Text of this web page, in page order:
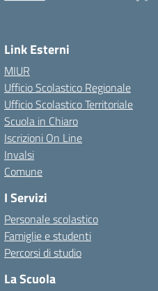
Link Esterni
MIUR
Ufficio Scolastico Regionale
Ufficio Scolastico Territoriale
Scuola in Chiaro
Iscrizioni On Line
Invalsi
Comune
I Servizi
Personale scolastico
Famiglie e studenti
Percorsi di studio
La Scuola